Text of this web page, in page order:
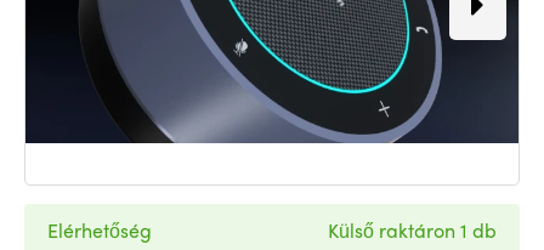
Elérhetőség
Külső raktáron 1 db